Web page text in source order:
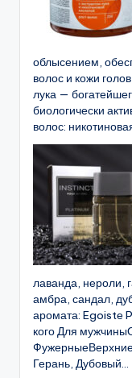
облысением,
волос и кожи
лука —
биологически
волос:
лаванда, нероли,
амбра, сандал,
аромата: Egoistе
кого Для
Герань, Дубовый...